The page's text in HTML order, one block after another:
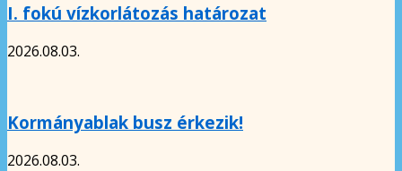
I. fokú vízkorlátozás határozat
2026.08.03.
Kormányablak busz érkezik!
2026.08.03.